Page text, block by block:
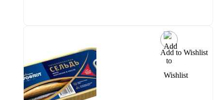
Add to Wishlist